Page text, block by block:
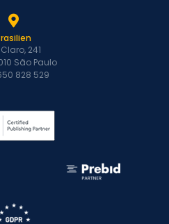
241
São Paulo
828 529